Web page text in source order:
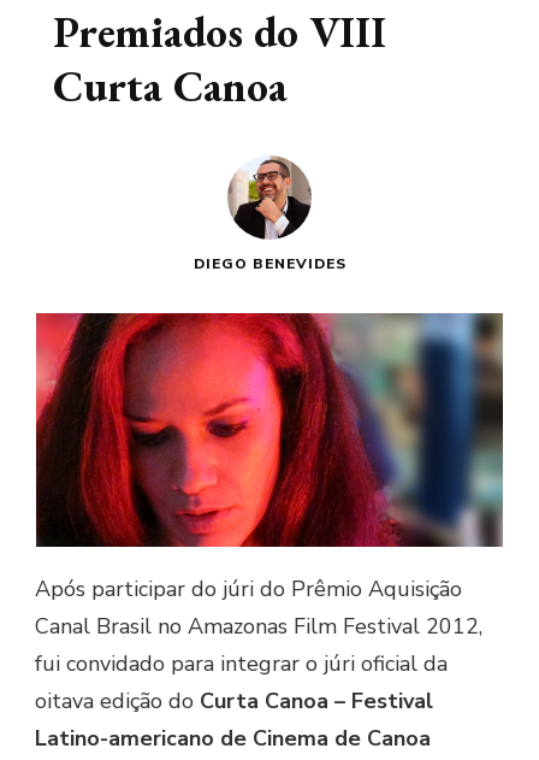
Premiados do VIII
Curta Canoa
DIEGO BENEVIDES
Após participar do júri do Prêmio Aquisição
Canal Brasil no Amazonas Film Festival 2012,
fui convidado para integrar o júri oficial da
oitava edição do Curta Canoa – Festival
Latino-americano de Cinema de Canoa